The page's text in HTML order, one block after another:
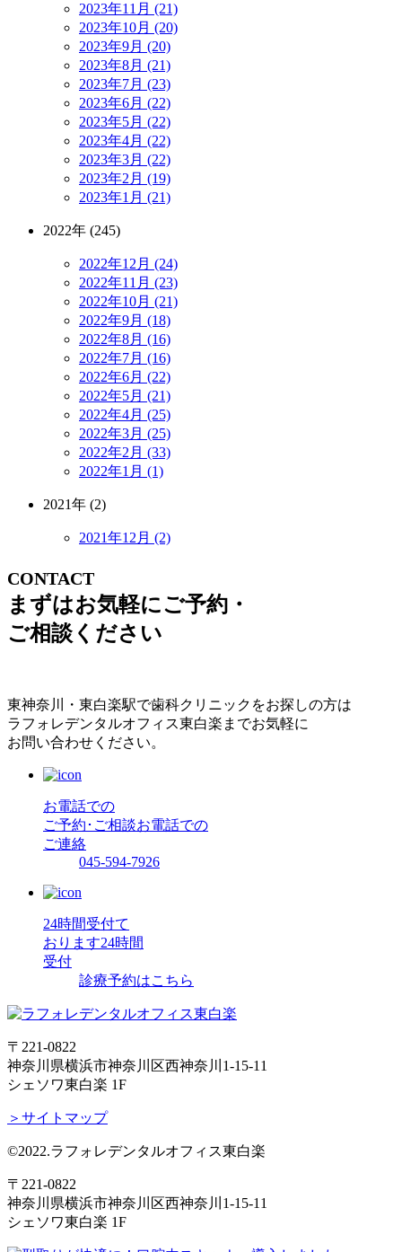
2023年11月 (21)
2023年10月 (20)
2023年9月 (20)
2023年8月 (21)
2023年7月 (23)
2023年6月 (22)
2023年5月 (22)
2023年4月 (22)
2023年3月 (22)
2023年2月 (19)
2023年1月 (21)
2022年 (245)
2022年12月 (24)
2022年11月 (23)
2022年10月 (21)
2022年9月 (18)
2022年8月 (16)
2022年7月 (16)
2022年6月 (22)
2022年5月 (21)
2022年4月 (25)
2022年3月 (25)
2022年2月 (33)
2022年1月 (1)
2021年 (2)
2021年12月 (2)
CONTACT
まずはお気軽にご予約・
ご相談ください
東神奈川・東白楽駅で歯科クリニックをお探しの方は
ラフォレデンタルオフィス東白楽までお気軽に
お問い合わせください。
お電話での
ご予約･ご相談お電話での
ご連絡
045-594-7926
24時間受付て
おります24時間
受付
診療予約はこちら
〒221-0822
神奈川県横浜市神奈川区西神奈川1-15-11
シェソワ東白楽 1F
＞サイトマップ
©2022.ラフォレデンタルオフィス東白楽
〒221-0822
神奈川県横浜市神奈川区西神奈川1-15-11
シェソワ東白楽 1F